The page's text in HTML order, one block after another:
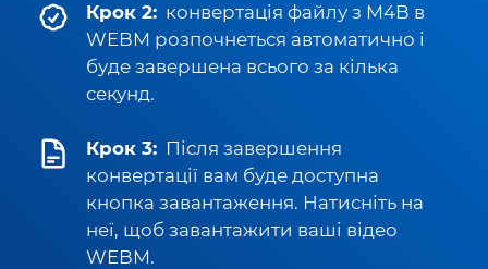
Крок 2: конвертація файлу з M4B в
WEBM розпочнеться автоматично і
буде завершена всього за кілька
секунд.
Крок 3: Після завершення
конвертації вам буде доступна
кнопка завантаження. Натисніть на
неї, щоб завантажити ваші відео
WEBM.